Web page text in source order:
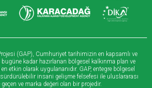
(GAP), Cumhuriyet tarihimizin en kapsamlı ve
kadar hazırlanan bölgesel kalkınma plan ve
etkin olarak uygulananıdır. GAP, entegre bölgesel
sürdürülebilir insani gelişme felsefesi ile uluslararası
geçen ve marka değeri olan bir projedir.